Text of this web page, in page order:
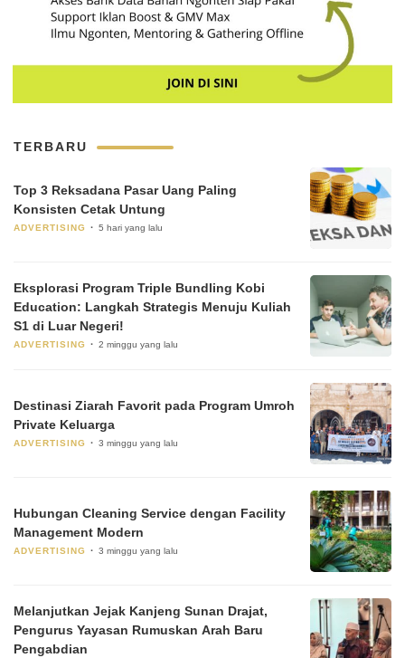
TERBARU
Top 3 Reksadana Pasar Uang Paling
Konsisten Cetak Untung
ADVERTISING 5 hari yang lalu
Eksplorasi Program Triple Bundling Kobi
Education: Langkah Strategis Menuju Kuliah
S1 di Luar Negeri!
ADVERTISING 2 minggu yang lalu
Destinasi Ziarah Favorit pada Program Umroh
Private Keluarga
ADVERTISING 3 minggu yang lalu
Hubungan Cleaning Service dengan Facility
Management Modern
ADVERTISING 3 minggu yang lalu
Melanjutkan Jejak Kanjeng Sunan Drajat,
Pengurus Yayasan Rumuskan Arah Baru
Pengabdian